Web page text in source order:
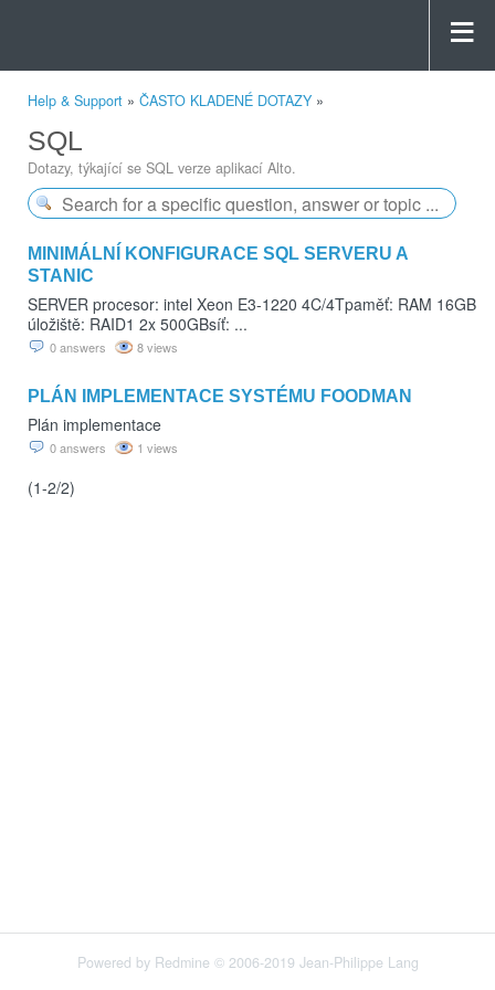
Help & Support » ČASTO KLADENÉ DOTAZY »
SQL
Dotazy, týkající se SQL verze aplikací Alto.
MINIMÁLNÍ KONFIGURACE SQL SERVERU A
STANIC
SERVER procesor: intel Xeon E3-1220 4C/4Tpaměť: RAM 16GB
úložiště: RAID1 2x 500GBsíť: ...
0 answers 8 views
PLÁN IMPLEMENTACE SYSTÉMU FOODMAN
Plán implementace
0 answers 1 views
(1-2/2)
Powered by Redmine © 2006-2019 Jean-Philippe Lang